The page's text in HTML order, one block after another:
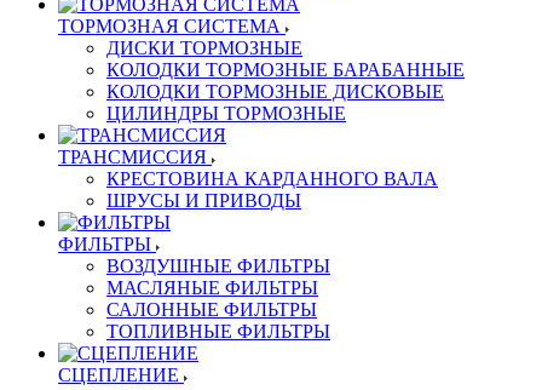
ТОРМОЗНАЯ СИСТЕМА
ДИСКИ ТОРМОЗНЫЕ
КОЛОДКИ ТОРМОЗНЫЕ БАРАБАННЫЕ
КОЛОДКИ ТОРМОЗНЫЕ ДИСКОВЫЕ
ЦИЛИНДРЫ ТОРМОЗНЫЕ
ТРАНСМИССИЯ
КРЕСТОВИНА КАРДАННОГО ВАЛА
ШРУСЫ И ПРИВОДЫ
ФИЛЬТРЫ
ВОЗДУШНЫЕ ФИЛЬТРЫ
МАСЛЯНЫЕ ФИЛЬТРЫ
САЛОННЫЕ ФИЛЬТРЫ
ТОПЛИВНЫЕ ФИЛЬТРЫ
СЦЕПЛЕНИЕ